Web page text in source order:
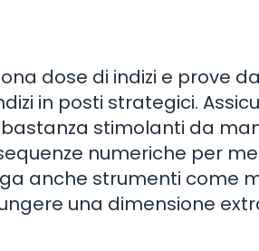
dose di indizi e prove
in posti strategici.
stimolanti da
numeriche per
anche strumenti come
una dimensione